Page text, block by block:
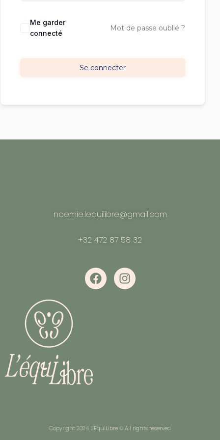
Me garder
connecté
Mot de passe oublié ?
Se connecter
noemie.lequilibre@gmail.com
+32 472 87 58 32
Copyright 2024 L’EquiLibre © All rights reserved